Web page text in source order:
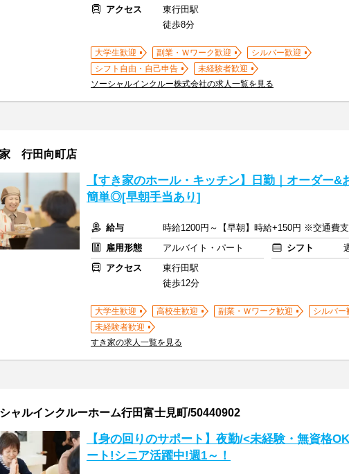
アクセス
東行田駅
徒歩8分
大学生歓迎 副業・Ｗワーク歓迎
シルバー歓迎
シフト自由・自己申告
未経験者歓迎
ソーシャルインクルー株式会社の求人一覧を見る
行田向町店
【すき家のホール・キッチン】日勤｜オーダー&
簡単◎[早朝手当あり]
給与
時給1200円～【早朝】時給+150円 ※交通費
雇用形態
アルバイト・パート シフト
アクセス
東行田駅
徒歩12分
大学生歓迎 高校生歓迎 副業・Ｗワーク歓迎
シルバー
未経験者歓迎
すき家の求人一覧を見る
ャルインクルーホーム行田富士見町/50440902
【身の回りのサポート】夜勤/<未経験・無資格
ート!シニア活躍中!週1～！